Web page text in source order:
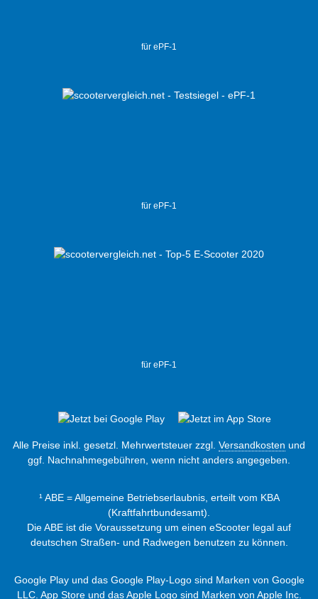
für ePF-1
für ePF-1
für ePF-1
Alle Preise inkl. gesetzl. Mehrwertsteuer zzgl. Versandkosten und
ggf. Nachnahmegebühren, wenn nicht anders angegeben.
¹ ABE = Allgemeine Betriebserlaubnis, erteilt vom KBA
(Kraftfahrtbundesamt).
Die ABE ist die Voraussetzung um einen eScooter legal auf
deutschen Straßen- und Radwegen benutzen zu können.
Google Play und das Google Play-Logo sind Marken von Google
LLC. App Store und das Apple Logo sind Marken von Apple Inc.